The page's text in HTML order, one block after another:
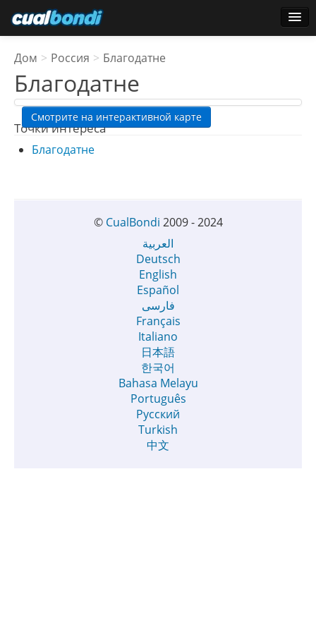
Звездные пользователи
Голосование
Дом > Россия > Благодатне
Благодатне
Смотрите на интерактивной карте
Точки интереса
Благодатне
© CualBondi 2009 - 2024
العربية
Deutsch
English
Español
فارسی
Français
Italiano
日本語
한국어
Bahasa Melayu
Português
Русский
Turkish
中文